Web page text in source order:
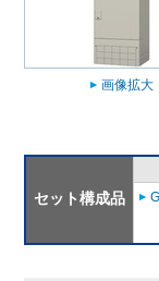
画像拡大
セット構成品